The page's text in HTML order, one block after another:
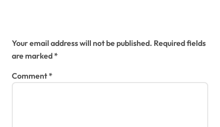
Your email address will not be published. Required fields
are marked*
Comment*